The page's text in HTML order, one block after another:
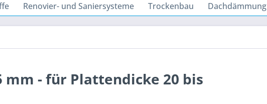
Renovier- und Saniersysteme Trockenbau Dachdämmung
mm - für Plattendicke 20 bis